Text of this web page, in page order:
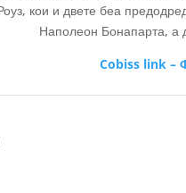
кои и двете беа
Наполеон Бонапарта, а
Cobiss link –